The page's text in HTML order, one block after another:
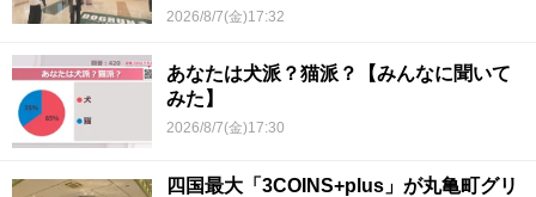
香川県初
2026/8/7(金)17:32
あなたは犬派？猫派？【みんなに聞いて
みた】
2026/8/7(金)17:30
四国最大「3COINS+plus」が丸亀町グリ